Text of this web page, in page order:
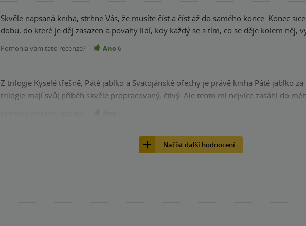
Skvěle napsaná kniha, strhne Vás, že musíte číst a číst až do samého konce. Konec
dobu, do které je děj zasazen a povahy lidí, kdy každý se s tím, co se děje kolem něj,
Pomohla vám tato recenze? Ano 6
Z trilogie Kyselé třešně, Páté jablko a Svatojánské ořechy je právě kniha Páté jablko
trilogie mají svůj příběh skvěle propracovaný, čtivý. Ale tento mi nejvíce zasáhl do
Načíst další hodnocení